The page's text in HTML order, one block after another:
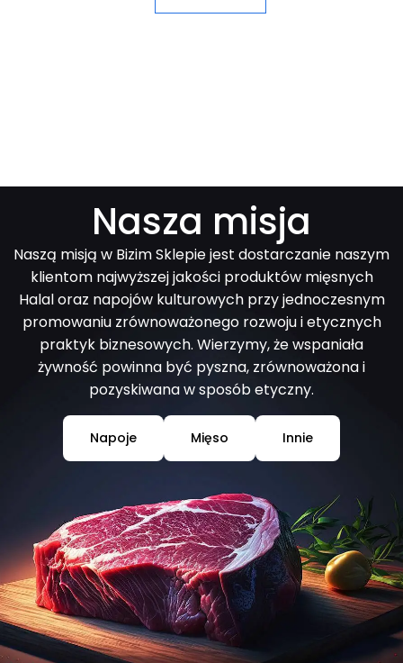
Nasza misja
Naszą misją w Bizim Sklepie jest dostarczanie naszym
klientom najwyższej jakości produktów mięsnych
Halal oraz napojów kulturowych przy jednoczesnym
promowaniu zrównoważonego rozwoju i etycznych
praktyk biznesowych. Wierzymy, że wspaniała
żywność powinna być pyszna, zrównoważona i
pozyskiwana w sposób etyczny.
Napoje Mięso Innie